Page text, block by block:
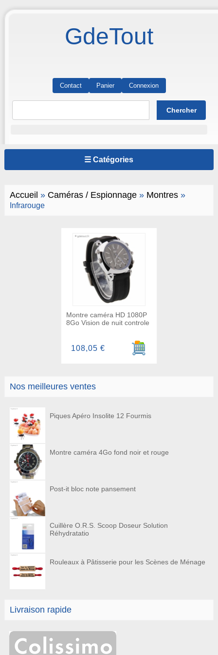
GdeTout
Contact Panier Connexion
☰ Catégories
Nos meilleures ventes
Piques Apéro Insolite 12 Fourmis
Montre caméra 4Go fond noir et rouge
Post-it bloc note pansement
Cuillère O.R.S. Scoop Doseur Solution
Réhydratatio
Rouleaux à Pâtisserie pour les Scènes de Ménage
Livraison rapide
Accueil » Caméras / Espionnage» Montres»
Infrarouge
Montre caméra HD 1080P
8Go Vision de nuit controle
Ajouter au panier
108,05 €